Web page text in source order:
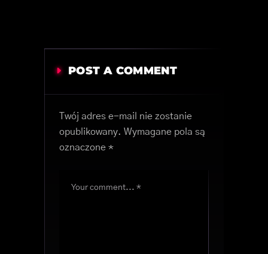
POST A COMMENT
Twój adres e-mail nie zostanie
opublikowany. Wymagane pola są
oznaczone *